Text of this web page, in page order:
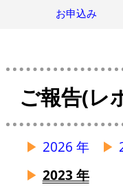
お申込み
ご報告(レ
2026 年
2023 年